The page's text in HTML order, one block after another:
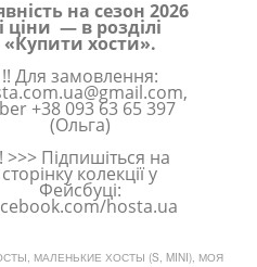
на сезон 2026
і ціни — в розділі
«Купити хости».
!! Для замовлення:
+38 093 63 65 397
(Ольга)
>>> Підпишіться на
сторінку колекції у
Фейсбуці:
hosta.ua
, МАЛЕНЬКИЕ ХОСТЫ (S, MINI), МОЯ